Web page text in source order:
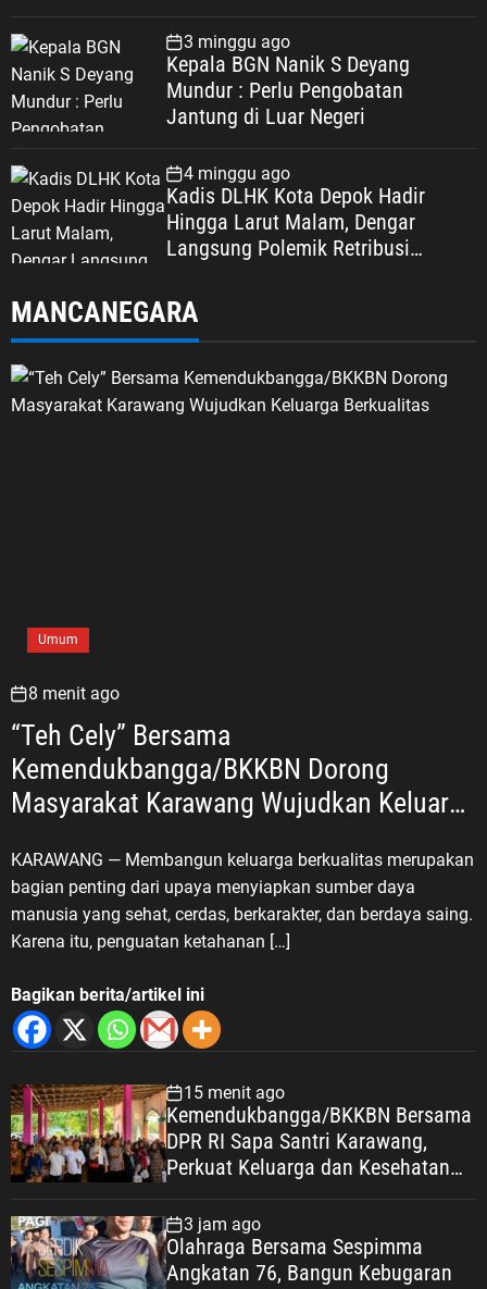
3 minggu ago
Kepala BGN Nanik S Deyang
Mundur : Perlu Pengobatan
Jantung di Luar Negeri
4 minggu ago
Kadis DLHK Kota Depok Hadir
Hingga Larut Malam, Dengar
Langsung Polemik Retribusi
MANCANEGARA
Umum
8 menit ago
“Teh Cely” Bersama
Kemendukbangga/BKKBN Dorong
Masyarakat Karawang Wujudkan Keluarga
KARAWANG — Membangun keluarga berkualitas merupakan
bagian penting dari upaya menyiapkan sumber daya
manusia yang sehat, cerdas, berkarakter, dan berdaya saing.
Karena itu, penguatan ketahanan […]
Bagikan berita/artikel ini
15 menit ago
Kemendukbangga/BKKBN Bersama
DPR RI Sapa Santri Karawang,
Perkuat Keluarga dan Kesehatan
3 jam ago
Olahraga Bersama Sespimma
Angkatan 76, Bangun Kebugaran